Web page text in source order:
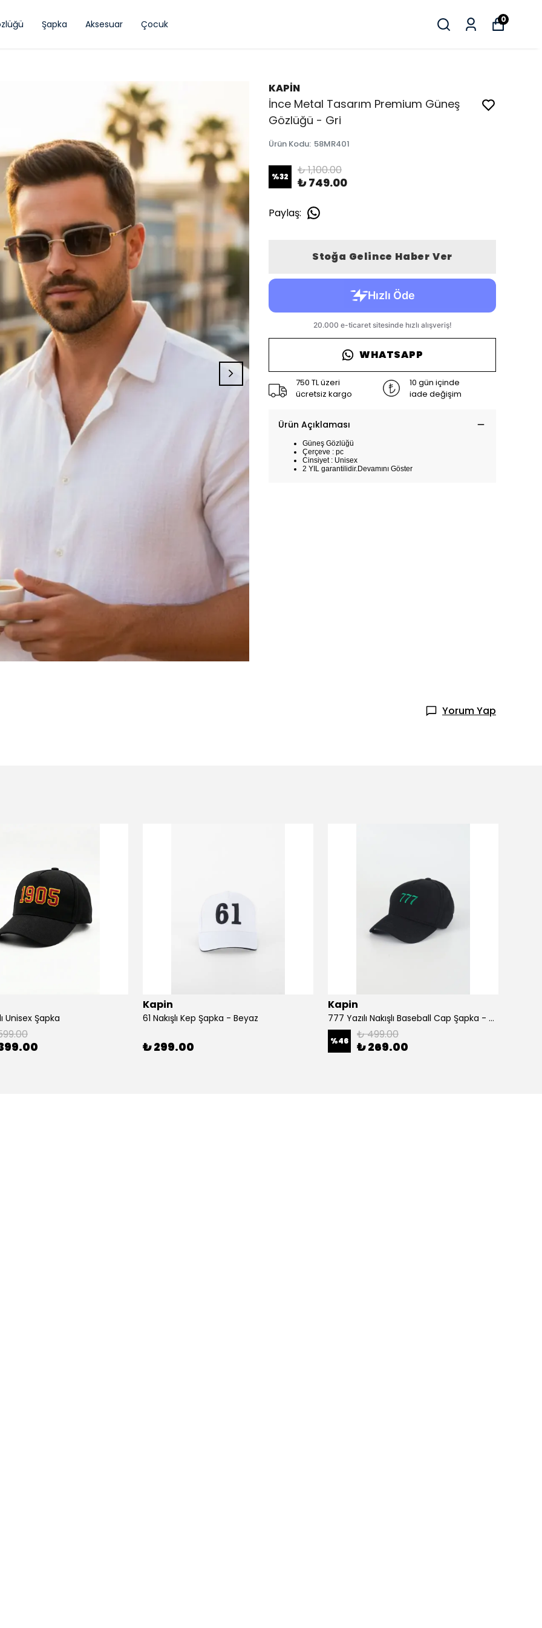
Şapka Aksesuar Çocuk 0
KAPİN
İnce Metal Tasarım Premium Güneş
Gözlüğü - Gri
Ürün Kodu: 58MR401
%32 ₺ 1,100.00
₺ 749.00
Paylaş:
Stoğa Gelince Haber Ver
WHATSAPP
750 TL üzeri
ücretsiz kargo
10 gün içinde
iade değişim
Ürün Açıklaması
Güneş Gözlüğü
Çerçeve : pc
Cinsiyet : Unisex
2 YIL garantilidir.Devamını Göster
Yorum Yap
Unisex Şapka
Kapin
61 Nakışlı Kep Şapka - Beyaz
₺ 299.00
Kapin
777 Yazılı Nakışlı Baseball Cap Şapka - Siyah
%46 ₺ 499.00
₺ 269.00